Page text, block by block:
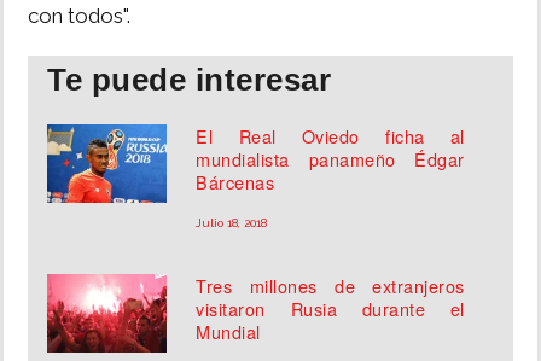
con todos".
Te puede interesar
El Real Oviedo ficha al
mundialista panameño Édgar
Bárcenas
Julio 18, 2018
Tres millones de extranjeros
visitaron Rusia durante el
Mundial